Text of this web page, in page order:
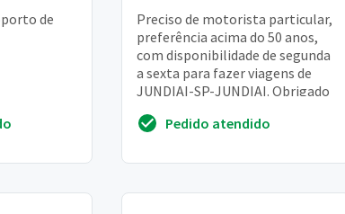
de
Preciso de motorista particular,
preferência acima do 50 anos,
com disponibilidade de segunda
a sexta para fazer viagens de
JUNDIAI-SP-JUNDIAI. Obrigado
Pedido atendido